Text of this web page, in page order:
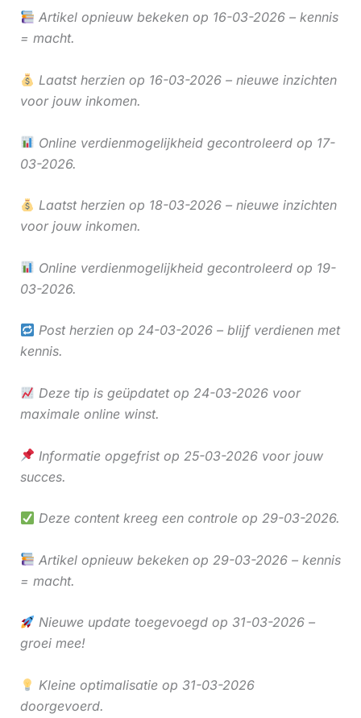
Artikel opnieuw bekeken op 16-03-2026 – kennis
= macht.
Laatst herzien op 16-03-2026 – nieuwe inzichten
voor jouw inkomen.
Online verdienmogelijkheid gecontroleerd op 17-
03-2026.
Laatst herzien op 18-03-2026 – nieuwe inzichten
voor jouw inkomen.
Online verdienmogelijkheid gecontroleerd op 19-
03-2026.
Post herzien op 24-03-2026 – blijf verdienen met
kennis.
Deze tip is geüpdatet op 24-03-2026 voor
maximale online winst.
Informatie opgefrist op 25-03-2026 voor jouw
succes.
Deze content kreeg een controle op 29-03-2026.
Artikel opnieuw bekeken op 29-03-2026 – kennis
= macht.
Nieuwe update toegevoegd op 31-03-2026 –
groei mee!
Kleine optimalisatie op 31-03-2026
doorgevoerd.